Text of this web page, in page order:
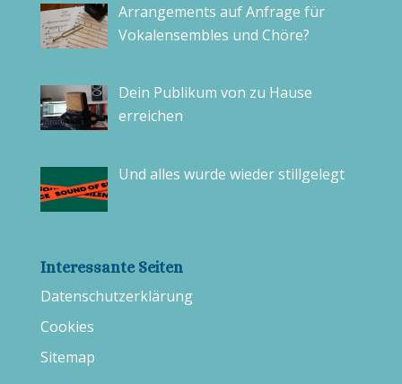
Arrangements auf Anfrage für
Vokalensembles und Chöre?
Dein Publikum von zu Hause
erreichen
Und alles wurde wieder stillgelegt
Interessante Seiten
Datenschutzerklärung
Cookies
Sitemap